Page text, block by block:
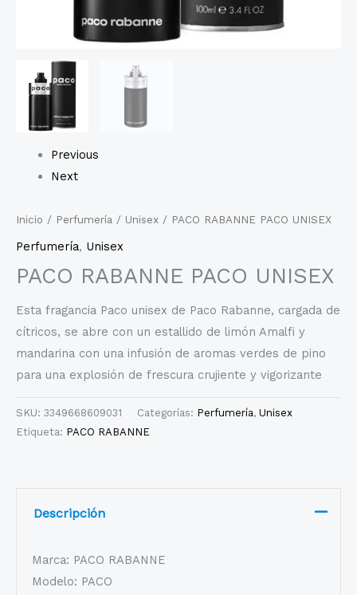
Previous
Next
Inicio / Perfumería / Unisex / PACO RABANNE PACO UNISEX
Perfumería, Unisex
PACO RABANNE PACO UNISEX
Esta fragancia Paco unisex de Paco Rabanne, cargada de
cítricos, se abre con un estallido de limón Amalfi y
mandarina con una infusión de aromas verdes de pino
para una explosión de frescura crujiente y vigorizante
SKU: 3349668609031 Categorías: Perfumería, Unisex
Etiqueta: PACO RABANNE
Descripción
Marca: PACO RABANNE
Modelo: PACO